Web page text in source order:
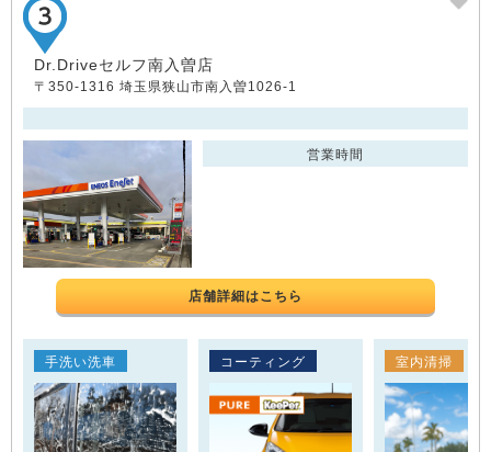
Dr.Driveセルフ南入曽店
〒350-1316 埼玉県狭山市南入曽1026-1
営業時間
店舗詳細はこちら
手洗い洗車 コーティング 室内清掃